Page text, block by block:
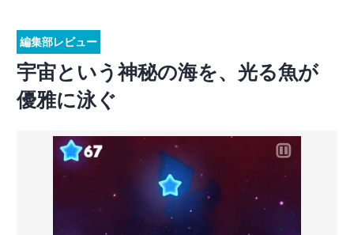
編集部レビュー
宇宙という神秘の海を、光る魚が
優雅に泳ぐ